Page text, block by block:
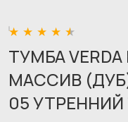
ТУМБА
МАССИВ
05